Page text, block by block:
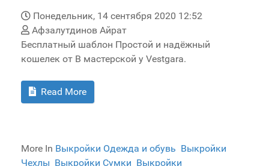
Понедельник, 14 сентября 2020 12:52
Афзалутдинов Айрат
Бесплатный шаблон Простой и надёжный
кошелек от В мастерской у Vestgara.
Read More
More In Выкройки Одежда и обувь Выкройки
Чехлы Выкройки Сумки Выкройки